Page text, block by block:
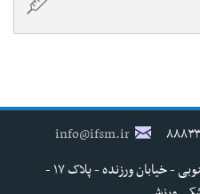
info@ifsm.ir
تهران - خیابان شهید مفتح جنوبی - خیابان ورزنده - پلاک ۱۷ -